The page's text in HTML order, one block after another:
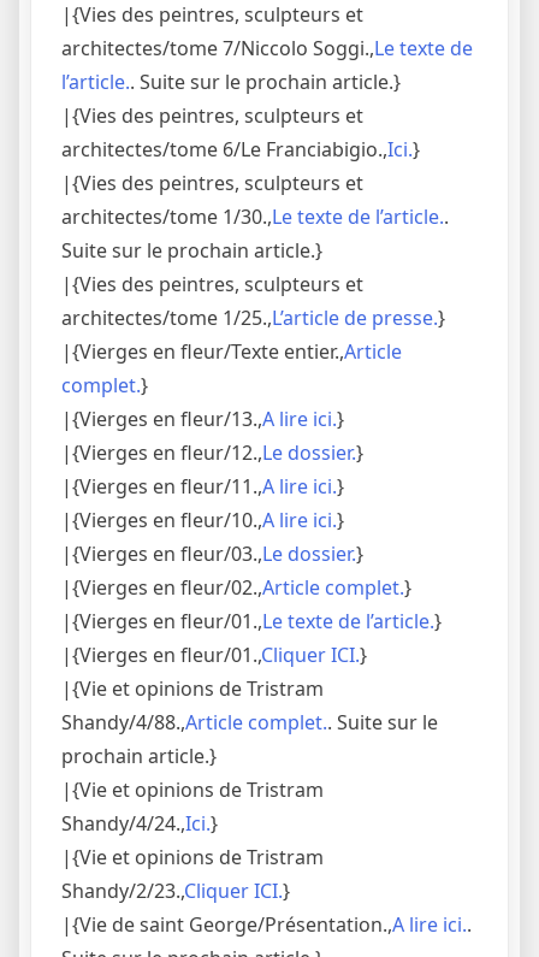
|{Vies des peintres, sculpteurs et
architectes/tome 7/Niccolo Soggi.,Le texte de
l’article.. Suite sur le prochain article.}
|{Vies des peintres, sculpteurs et
architectes/tome 6/Le Franciabigio.,Ici.}
|{Vies des peintres, sculpteurs et
architectes/tome 1/30.,Le texte de l’article..
Suite sur le prochain article.}
|{Vies des peintres, sculpteurs et
architectes/tome 1/25.,L’article de presse.}
|{Vierges en fleur/Texte entier.,Article
complet.}
|{Vierges en fleur/13.,A lire ici.}
|{Vierges en fleur/12.,Le dossier.}
|{Vierges en fleur/11.,A lire ici.}
|{Vierges en fleur/10.,A lire ici.}
|{Vierges en fleur/03.,Le dossier.}
|{Vierges en fleur/02.,Article complet.}
|{Vierges en fleur/01.,Le texte de l’article.}
|{Vierges en fleur/01.,Cliquer ICI.}
|{Vie et opinions de Tristram
Shandy/4/88.,Article complet.. Suite sur le
prochain article.}
|{Vie et opinions de Tristram
Shandy/4/24.,Ici.}
|{Vie et opinions de Tristram
Shandy/2/23.,Cliquer ICI.}
|{Vie de saint George/Présentation.,A lire ici..